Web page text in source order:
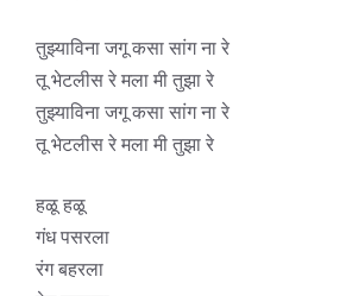
तुझ्याविना जगू कसा सांग ना रे
तू भेटलीस रे मला मी तुझा रे
तुझ्याविना जगू कसा सांग ना रे
तू भेटलीस रे मला मी तुझा रे
हळू हळू
गंध पसरला
रंग बहरला